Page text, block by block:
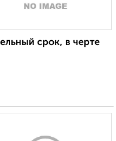
срок, в черте